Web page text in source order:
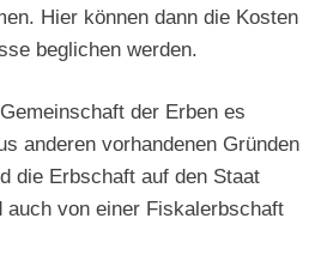
Hier können dann die Kosten
beglichen werden.
der Erben es
anderen vorhandenen Gründen
die Erbschaft auf den Staat
auch von einer Fiskalerbschaft